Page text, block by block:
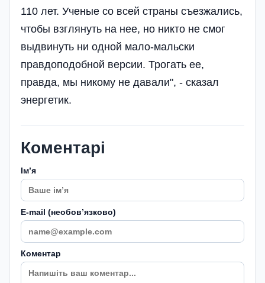
110 лет. Ученые со всей страны съезжались,
чтобы взглянуть на нее, но никто не смог
выдвинуть ни одной мало-мальски
правдоподобной версии. Трогать ее,
правда, мы никому не давали", - сказал
энергетик.
Коментарі
Імʼя
E-mail (необовʼязково)
Коментар